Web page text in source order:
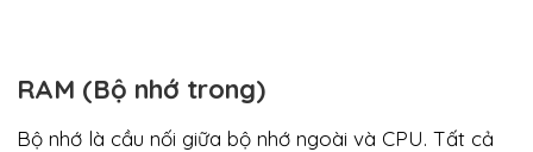
RAM (Bộ nhớ trong)
Bộ nhớ là cầu nối giữa bộ nhớ ngoài và CPU. Tất cả